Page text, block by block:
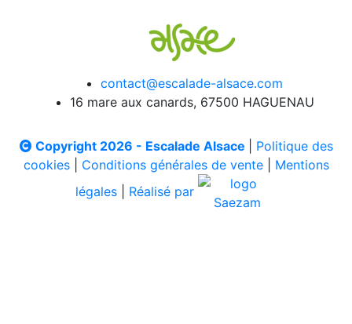
contact@escalade-alsace.com
16 mare aux canards, 67500 HAGUENAU
Copyright 2026 - Escalade Alsace
Politique des
cookies| Conditions générales de vente| Mentions
légales
Réalisé par